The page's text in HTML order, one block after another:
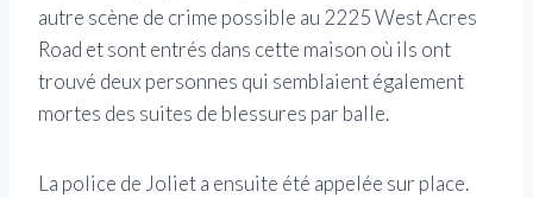
autre scène de crime possible au 2225 West Acres
Road et sont entrés dans cette maison où ils ont
trouvé deux personnes qui semblaient également
mortes des suites de blessures par balle.
La police de Joliet a ensuite été appelée sur place.